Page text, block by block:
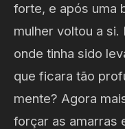
forte, e após uma
mulher voltou a si.
onde tinha sido
que ficara tão
mente? Agora
forçar as amarras